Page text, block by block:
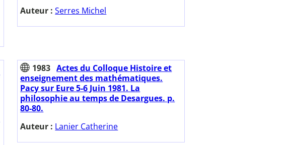
Auteur :Serres Michel
1983 Actes du Colloque Histoire et
enseignement des mathématiques.
Pacy sur Eure 5-6 Juin 1981. La
philosophie au temps de Desargues. p.
80-80.
Auteur : Lanier Catherine